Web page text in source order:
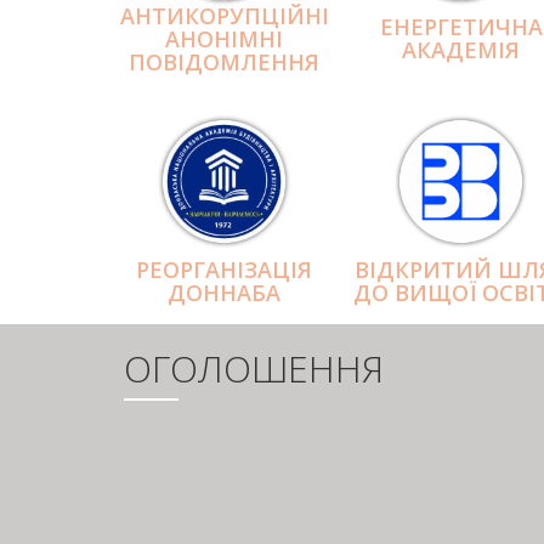
АНТИКОРУПЦІЙНІ
АНОНІМНІ
ПОВІДОМЛЕННЯ
ЕНЕРГЕТИЧНА
АКАДЕМІЯ
РЕОРГАНІЗАЦІЯ
ДОННАБА
ВІДКРИТИЙ
ДО ВИЩОЇ
ОГОЛОШЕННЯ